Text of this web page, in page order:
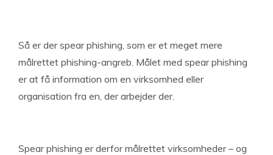
Så er der spear phishing, som er et meget mere
målrettet phishing-angreb. Målet med spear phishing
er at få information om en virksomhed eller
organisation fra en, der arbejder der.
Spear phishing er derfor målrettet virksomheder – og